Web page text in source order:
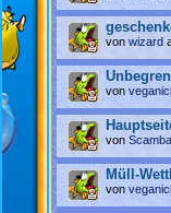
von wizard
von
von
Müll-
von